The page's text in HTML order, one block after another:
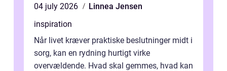
04 july 2026
Linnea Jensen
inspiration
Når livet kræver praktiske beslutninger midt i
sorg, kan en rydning hurtigt virke
overvældende. Hvad skal gemmes, hvad kan